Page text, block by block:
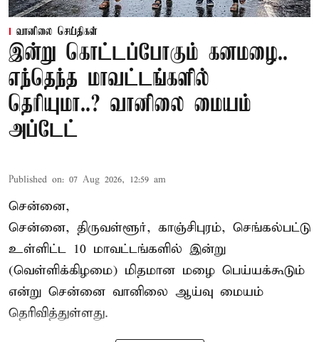
வானிலை செய்திகள்
இன்று கொட்டப்போகும் கனமழை..
எந்தெந்த மாவட்டங்களில்
தெரியுமா..? வானிலை மையம்
அப்டேட்
Published on: 07 Aug 2026, 12:59 am
சென்னை,
சென்னை, திருவள்ளூர், காஞ்சிபுரம், செங்கல்பட்டு
உள்ளிட்ட 10 மாவட்டங்களில் இன்று
(வெள்ளிக்கிழமை) மிதமான மழை பெய்யக்கூடும்
என்று சென்னை வானிலை ஆய்வு மையம்
தெரிவித்துள்ளது.